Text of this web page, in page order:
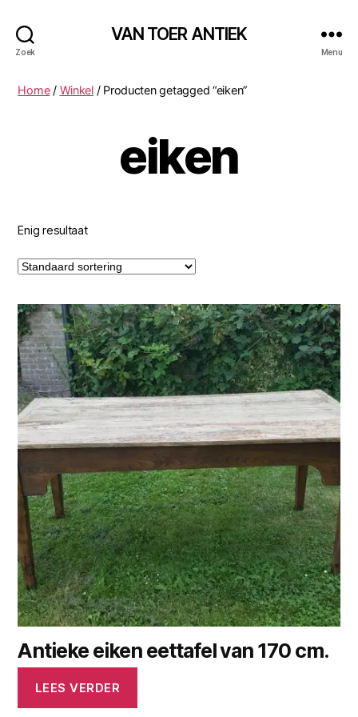
Zoek
VAN TOER ANTIEK
Menu
Home/ Winkel/ Producten getagged “eiken”
eiken
Enig resultaat
Antieke eiken eettafel van 170 cm.
LEES VERDER